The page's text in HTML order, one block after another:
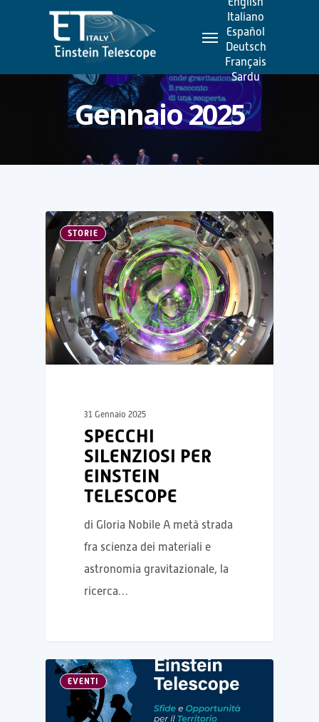
content
Menu
Italiano
Español
Deutsch
Français
Sardu
Gennaio 2025
STORIE
31 Gennaio 2025
SPECCHI
SILENZIOSI PER
EINSTEIN
TELESCOPE
di Gloria Nobile A metà strada
fra scienza dei materiali e
astronomia gravitazionale, la
ricerca…
EVENTI